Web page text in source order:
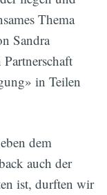
Thema
Sandra
in Teilen
dem
auch der
ist, durften wir